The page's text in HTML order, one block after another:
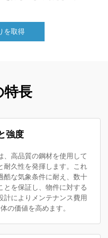
を取得
特長
強度
、高品質の鋼材を使用して
耐久性を発揮します。これ
酷な気象条件に耐え、数十
とを保証し、物件に対する
計によりメンテナンス費用
の価値を高めます。